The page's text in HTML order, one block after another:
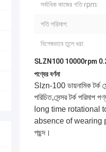
সর্বাধিক কাজের গতি rpm:
গতি পরিমাপ:
বিশেষভাবে তুলে ধরা:
SLZN100 10000rpm 0.2f. S
পণ্যের বর্ণনা
Slzn-100 ডায়নামিক টর্ক
পরিচিত,সেন্সর টর্ক
long time rotational
absence of wearing parts.
পছন্দ।